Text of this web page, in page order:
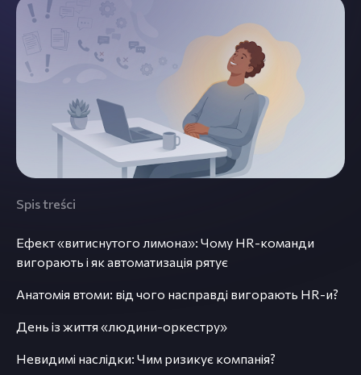
Spis treści
Ефект «витиснутого лимона»: Чому HR-команди
вигорають і як автоматизація рятує
Анатомія втоми: від чого насправді вигорають HR-и?
День із життя «людини-оркестру»
Невидимі наслідки: Чим ризикує компанія?